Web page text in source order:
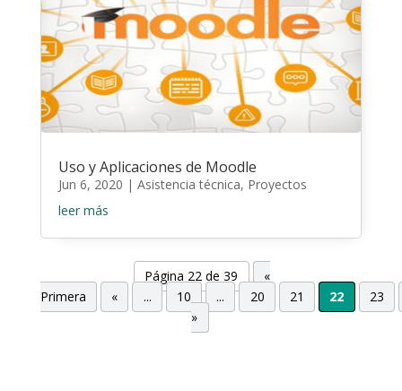
Uso y Aplicaciones de Moodle
Jun 6, 2020 | Asistencia técnica, Proyectos
leer más
Página 22 de 39
«
Primera
« ... 10 ... 20 21 22
23
»